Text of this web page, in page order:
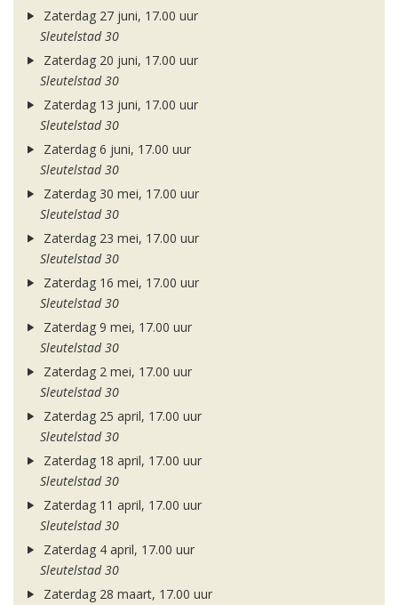
Zaterdag 27 juni, 17.00 uur
Sleutelstad 30
Zaterdag 20 juni, 17.00 uur
Sleutelstad 30
Zaterdag 13 juni, 17.00 uur
Sleutelstad 30
Zaterdag 6 juni, 17.00 uur
Sleutelstad 30
Zaterdag 30 mei, 17.00 uur
Sleutelstad 30
Zaterdag 23 mei, 17.00 uur
Sleutelstad 30
Zaterdag 16 mei, 17.00 uur
Sleutelstad 30
Zaterdag 9 mei, 17.00 uur
Sleutelstad 30
Zaterdag 2 mei, 17.00 uur
Sleutelstad 30
Zaterdag 25 april, 17.00 uur
Sleutelstad 30
Zaterdag 18 april, 17.00 uur
Sleutelstad 30
Zaterdag 11 april, 17.00 uur
Sleutelstad 30
Zaterdag 4 april, 17.00 uur
Sleutelstad 30
Zaterdag 28 maart, 17.00 uur